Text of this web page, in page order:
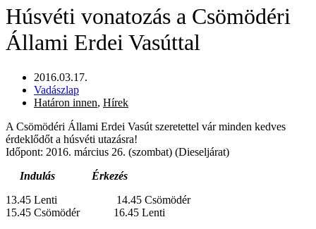
Húsvéti vonatozás a Csömödéri
Állami Erdei Vasúttal
2016.03.17.
Vadászlap
Határon innen, Hírek
A Csömödéri Állami Erdei Vasút szeretettel vár minden kedves
érdeklődőt a húsvéti utazásra!
Időpont: 2016. március 26. (szombat) (Dieseljárat)
Indulás Érkezés
13.45 Lenti 14.45 Csömödér
15.45 Csömödér 16.45 Lenti